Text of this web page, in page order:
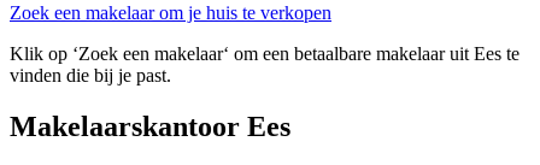
Zoek een makelaar om je huis te verkopen
Klik op ‘Zoek een makelaar‘ om een betaalbare makelaar uit Ees te
vinden die bij je past.
Makelaarskantoor Ees